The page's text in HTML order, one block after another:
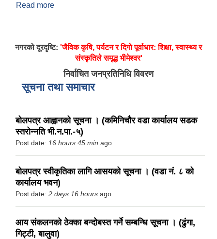
Read more
नगरको दूरदृष्टि: 'जैविक कृषि, पर्यटन र दिगो पूर्वाधार: शिक्षा, स्वास्थ्य र
संस्कृतिले समृद्ध भीमेश्वर'
निर्वाचित जनप्रतिनिधि विवरण
सूचना तथा समाचार
बोलपत्र आह्वानको सूचना । (कमिनिचौर वडा कार्यालय सडक
स्तरोन्नति भी.न.पा.-५)
Post date: 16 hours 45 min ago
बोलपत्र स्वीकृतिका लागि आसयको सूचना । (वडा नं. ८ को
कार्यालय भवन)
Post date: 2 days 16 hours ago
आय संकलनको ठेक्का बन्दोबस्त गर्ने सम्बन्धि सूचना । (ढुंगा,
गिट्टी, बालुवा)